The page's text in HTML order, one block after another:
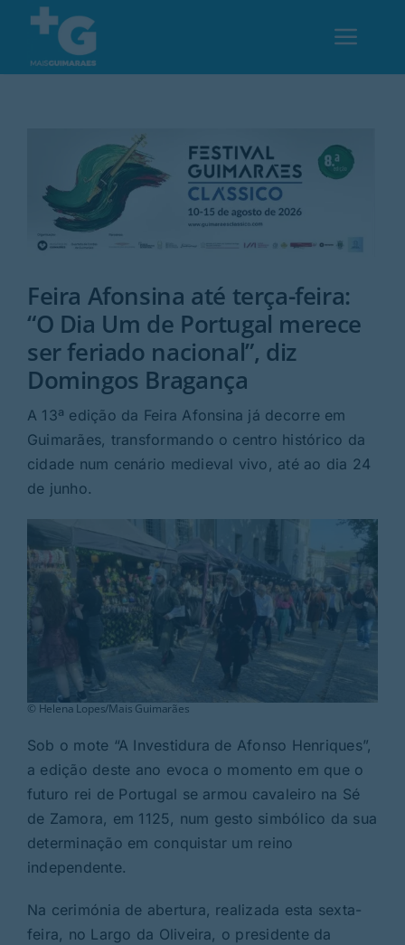
content
Desporto
Opinião
Região
Rubricas
Jornal
Search
Feira Afonsina até terça-feira:
“O Dia Um de Portugal merece
ser feriado nacional”, diz
Domingos Bragança
A 13ª edição da Feira Afonsina já decorre em
Guimarães, transformando o centro histórico da
cidade num cenário medieval vivo, até ao dia 24
de junho.
© Helena Lopes/Mais Guimarães
Sob o mote “A Investidura de Afonso Henriques”,
a edição deste ano evoca o momento em que o
futuro rei de Portugal se armou cavaleiro na Sé
de Zamora, em 1125, num gesto simbólico da sua
determinação em conquistar um reino
independente.
Na cerimónia de abertura, realizada esta sexta-
feira, no Largo da Oliveira, o presidente da